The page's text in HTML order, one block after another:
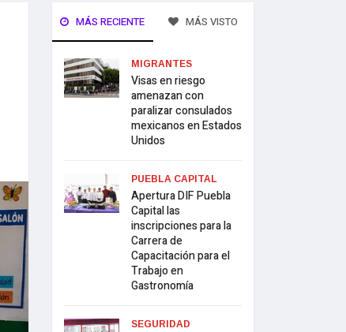
MÁS RECIENTE MÁS VISTO
MIGRANTES
Visas en riesgo
amenazan con
paralizar consulados
mexicanos en Estados
Unidos
PUEBLA CAPITAL
Apertura DIF Puebla
Capital las
inscripciones para la
Carrera de
Capacitación para el
Trabajo en
Gastronomía
SEGURIDAD